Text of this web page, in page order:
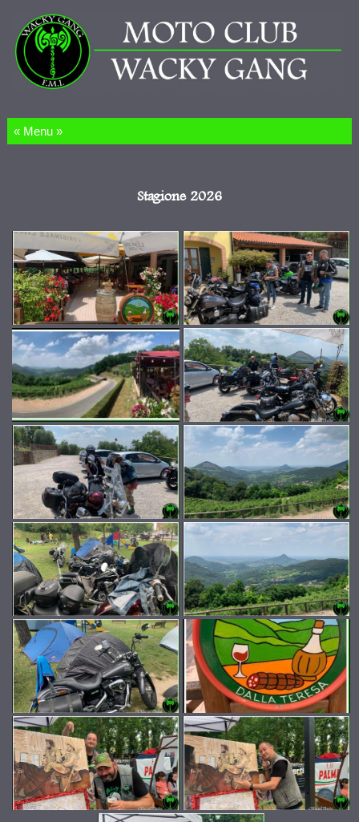
Salta al contenuto
Stagione 2026